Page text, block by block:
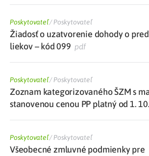
Poskytovateľ/Poskytovateľ
Žiadosť o uzatvorenie dohody o
liekov – kód 099 pdf
Poskytovateľ/Poskytovateľ
Zoznam kategorizovaného ŠZM s
stanovenou cenou PP platný od 1.
Poskytovateľ/Poskytovateľ
Všeobecné zmluvné podmienky pre